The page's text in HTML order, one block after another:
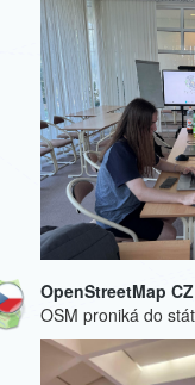
OpenStreetMap CZ
OSM proniká do